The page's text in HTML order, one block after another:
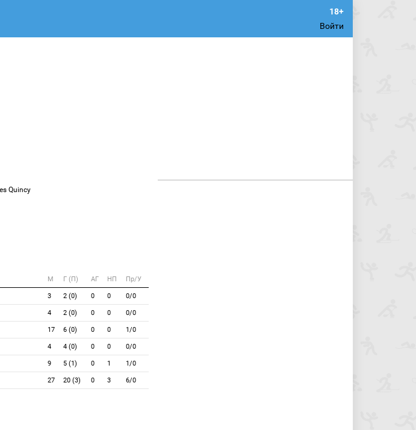
Войти
Quincy
М Г (П) АГ НП Пр/У
3 2 (0) 0 0 0/0
4 2 (0) 0 0 0/0
17 6 (0) 0 0 1/0
4 4 (0) 0 0 0/0
9 5 (1) 0 1 1/0
27 20 (3) 0 3 6/0